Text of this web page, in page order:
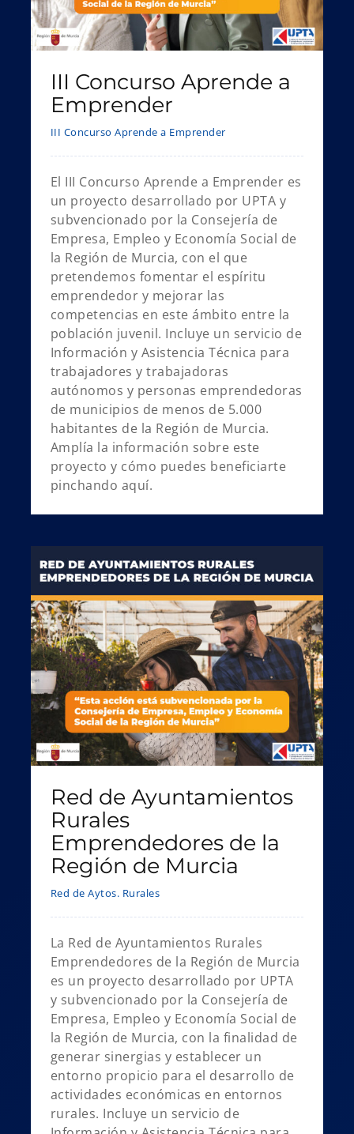
III Concurso Aprende a
Emprender
III Concurso Aprende a Emprender
El III Concurso Aprende a Emprender es
un proyecto desarrollado por UPTA y
subvencionado por la Consejería de
Empresa, Empleo y Economía Social de
la Región de Murcia, con el que
pretendemos fomentar el espíritu
emprendedor y mejorar las
competencias en este ámbito entre la
población juvenil. Incluye un servicio de
Información y Asistencia Técnica para
trabajadores y trabajadoras
autónomos y personas emprendedoras
de municipios de menos de 5.000
habitantes de la Región de Murcia.
Amplía la información sobre este
proyecto y cómo puedes beneficiarte
pinchando aquí.
Red de Ayuntamientos
Rurales
Emprendedores de la
Región de Murcia
Red de Aytos. Rurales
La Red de Ayuntamientos Rurales
Emprendedores de la Región de Murcia
es un proyecto desarrollado por UPTA
y subvencionado por la Consejería de
Empresa, Empleo y Economía Social de
la Región de Murcia, con la finalidad de
generar sinergias y establecer un
entorno propicio para el desarrollo de
actividades económicas en entornos
rurales. Incluye un servicio de